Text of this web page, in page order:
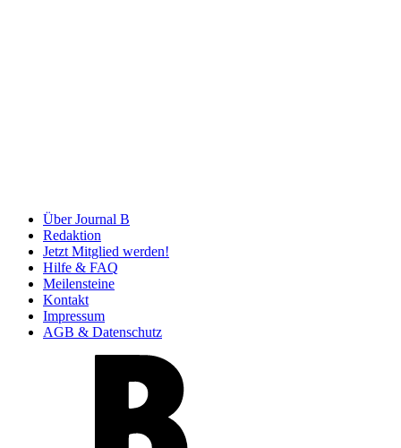
Über Journal B
Redaktion
Jetzt Mitglied werden!
Hilfe & FAQ
Meilensteine
Kontakt
Impressum
AGB & Datenschutz